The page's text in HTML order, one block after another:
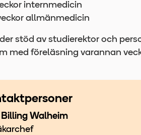
internmedicin
allmänmedicin
stöd av studierektor och
med föreläsning varannan
Walheim